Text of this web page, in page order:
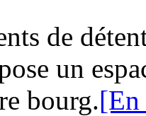
de
un
bourg.[En